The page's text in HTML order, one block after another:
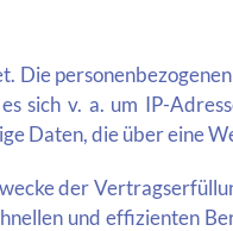
Die
sich v. a. um IP-
Daten, die über eine
der
und effizienten